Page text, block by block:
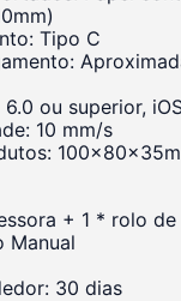
Tipo C
ou superior,
10 mm/s
+ 1 * rolo
Manual
30 dias